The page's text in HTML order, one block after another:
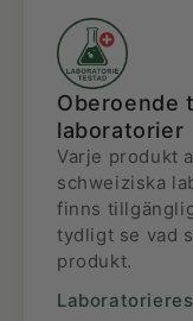
Oberoende
laboratorier
Varje produkt
schweiziska
finns
tydligt se vad
produkt.